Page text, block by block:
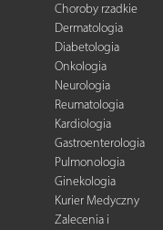
Choroby rzadkie
Dermatologia
Diabetologia
Onkologia
Neurologia
Reumatologia
Kardiologia
Gastroenterologia
Pulmonologia
Ginekologia
Kurier Medyczny
Zalecenia i